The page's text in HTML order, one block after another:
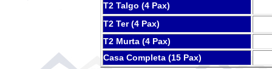
T2 Talgo (4 Pax)
T2 Ter (4 Pax)
T2 Murta (4 Pax)
Casa Completa (15 Pax)